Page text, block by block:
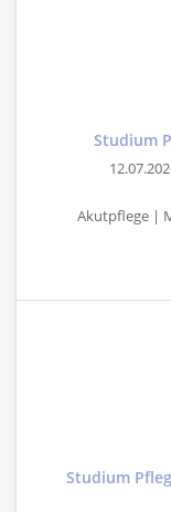
Studium
Akutpflege |
Studium